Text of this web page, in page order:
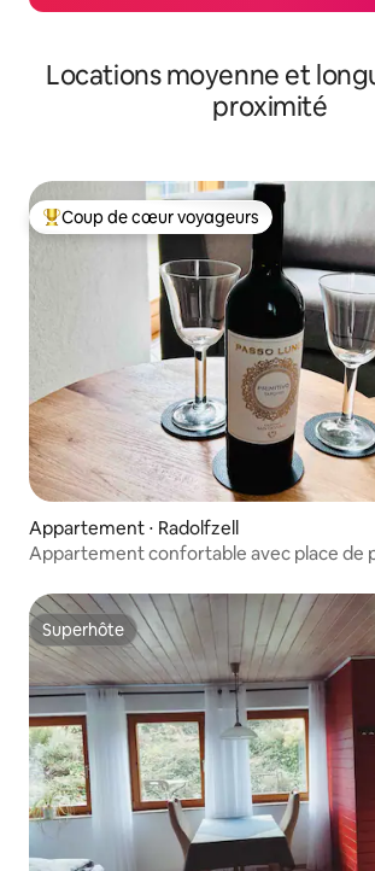
Locations moyenne et
proximité
Coups de cœur voyageurs les plus
Coup de cœur voyageurs
Appartement ⋅ Radolfzell
Appartement confortable avec place de
Superhôte
Superhôte